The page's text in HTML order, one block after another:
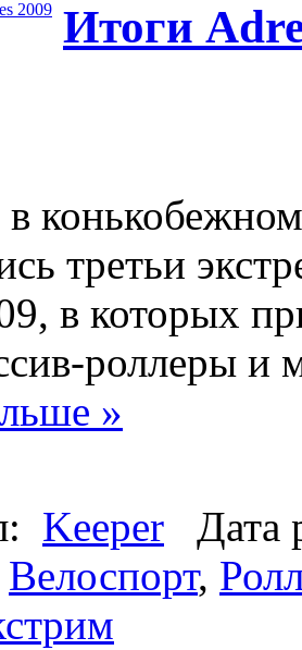
Итоги
третьи
в которых
роллеры и
»
Keeper Дата
Велоспорт,